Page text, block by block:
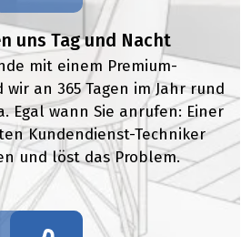
uns Tag und Nacht
mit einem Premium-
an 365 Tagen im Jahr rund
Egal wann Sie anrufen: Einer
Kundendienst-Techniker
und löst das Problem.